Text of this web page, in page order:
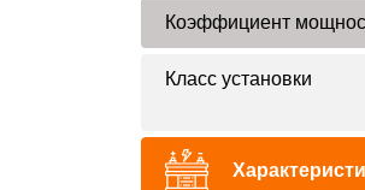
Коэффициент
Класс установки